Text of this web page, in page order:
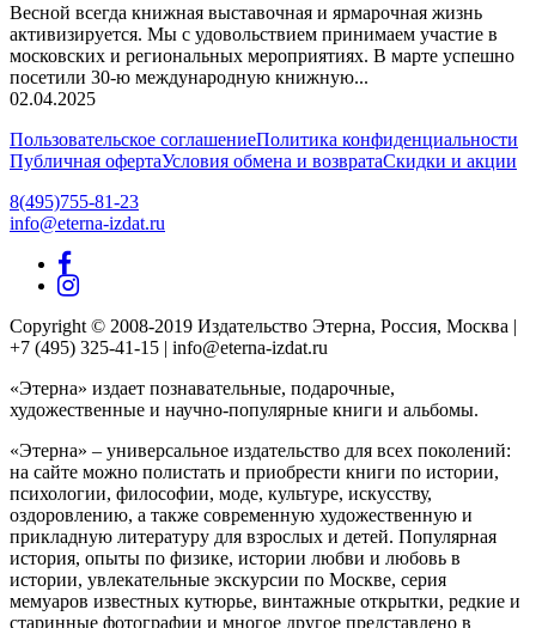
Весной всегда книжная выставочная и ярмарочная жизнь
активизируется. Мы с удовольствием принимаем участие в
московских и региональных мероприятиях. В марте успешно
посетили 30-ю международную книжную...
02.04.2025
Пользовательское соглашениеПолитика конфиденциальности
Публичная офертаУсловия обмена и возвратаСкидки и акции
8(495)755-81-23
info@eterna-izdat.ru
Copyright © 2008-2019 Издательство Этерна, Россия, Москва |
+7 (495) 325-41-15 | info@eterna-izdat.ru
«Этерна» издает познавательные, подарочные,
художественные и научно-популярные книги и альбомы.
«Этерна» – универсальное издательство для всех поколений:
на сайте можно полистать и приобрести книги по истории,
психологии, философии, моде, культуре, искусству,
оздоровлению, а также современную художественную и
прикладную литературу для взрослых и детей. Популярная
история, опыты по физике, истории любви и любовь в
истории, увлекательные экскурсии по Москве, серия
мемуаров известных кутюрье, винтажные открытки, редкие и
старинные фотографии и многое другое представлено в